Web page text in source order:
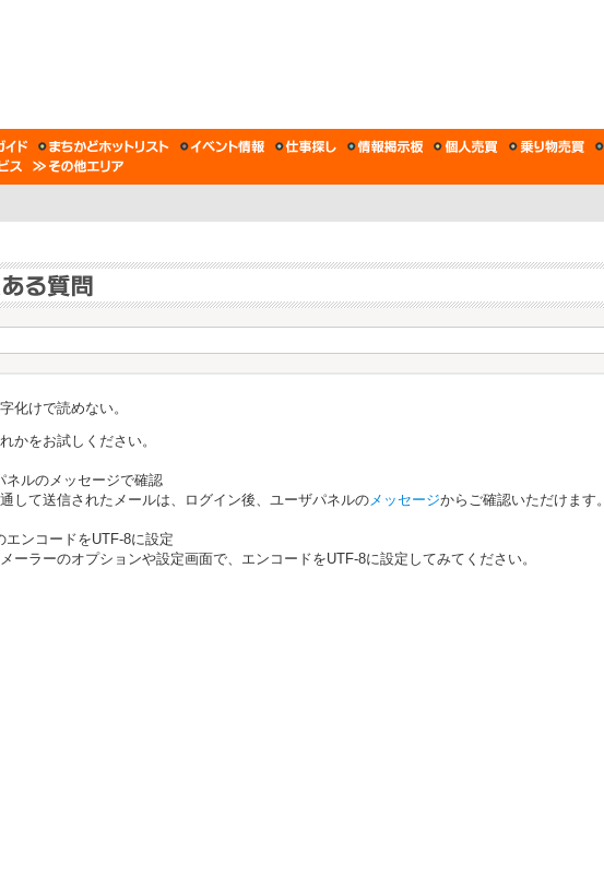
化けで読めない。
かをお試しください。
ネルのメッセージで確認
して送信されたメールは、ログイン後、ユーザパネルのメッセージからご確認いただけます。
エンコードをUTF-8に設定
ーラーのオプションや設定画面で、エンコードをUTF-8に設定してみてください。